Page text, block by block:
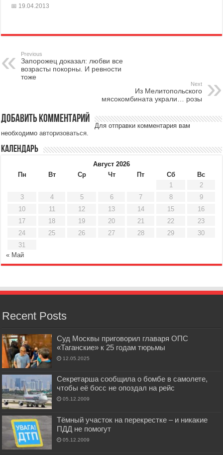
19.04.2013
Previous
Запорожец доказал: любви все
возрасты покорны. И ревности
тоже
Next
Из Мелитопольского
мясокомбината украли… розы
Добавить комментарий
Для отправки комментария вам
необходимоавторизоваться.
Календарь
Август 2026
Пн
Вт Ср Чт Пт Сб
Вс
1
2
3
4 5 6 7 8
9
10
11 12 13 14 15
16
17
18 19 20 21 22
23
24
25 26 27 28 29
30
31
« Май
Recent Posts
Суд Москвы приговорил главаря ОПС
«Таганские» к 25 годам тюрьмы
12.05.2025
Секретарша сообщила о бомбе в самолете,
чтобы её босс не опоздал на рейс
05.12.2009
Тёмный участок на перекрестке – и никакие
ПДД не помогут
05.12.2009